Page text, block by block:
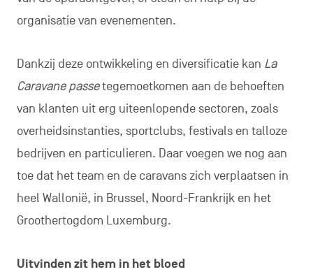
organisatie van evenementen.
Dankzij deze ontwikkeling en diversificatie kan La
Caravane passetegemoetkomen aan de behoeften
van klanten uit erg uiteenlopende sectoren, zoals
overheidsinstanties, sportclubs, festivals en talloze
bedrijven en particulieren. Daar voegen we nog aan
toe dat het team en de caravans zich verplaatsen in
heel Wallonië, in Brussel, Noord-Frankrijk en het
Groothertogdom Luxemburg.
Uitvinden zit hem in het bloed